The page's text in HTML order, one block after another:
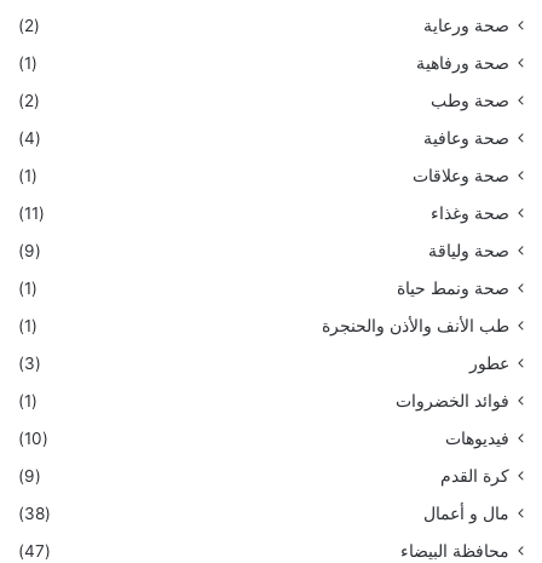
صحة ورعاية
(2)
صحة ورفاهية
(1)
صحة وطب
(2)
صحة وعافية
(4)
صحة وعلاقات
(1)
صحة وغذاء
(11)
صحة ولياقة
(9)
صحة ونمط حياة
(1)
طب الأنف والأذن والحنجرة
(1)
عطور
(3)
فوائد الخضروات
(1)
فيديوهات
(10)
كرة القدم
(9)
مال و أعمال
(38)
محافظة البيضاء
(47)